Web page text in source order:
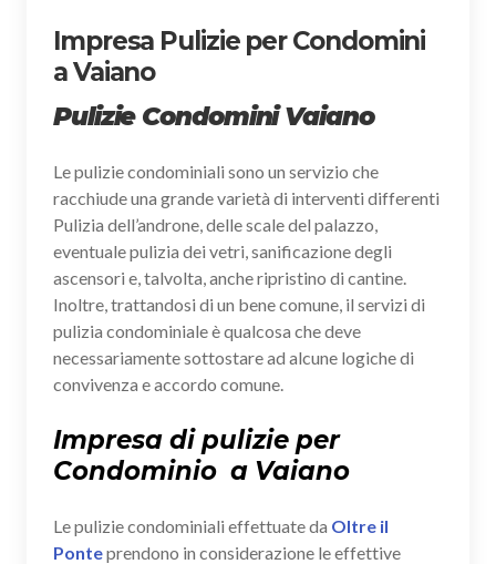
Impresa Pulizie per Condomini
a Vaiano
Pulizie Condomini Vaiano
Le pulizie condominiali sono un servizio che
racchiude una grande varietà di interventi differenti
Pulizia dell’androne, delle scale del palazzo,
eventuale pulizia dei vetri, sanificazione degli
ascensori e, talvolta, anche ripristino di cantine.
Inoltre, trattandosi di un bene comune, il servizi di
pulizia condominiale è qualcosa che deve
necessariamente sottostare ad alcune logiche di
convivenza e accordo comune.
Impresa di pulizie per
Condominio a Vaiano
Le pulizie condominiali effettuate da Oltre il
Ponteprendono in considerazione le effettive